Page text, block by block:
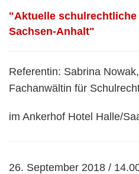
"Aktuelle
Sachsen-Anhalt"
Referentin: Sabrina
Fachanwältin für
im Ankerhof Hotel Halle/
26. September 2018 /